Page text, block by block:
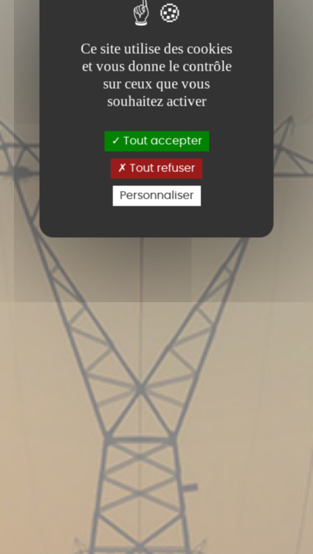
Ce site utilise des cookies
et vous donne le contrôle
sur ceux que vous
souhaitez activer
Tout accepter
Tout refuser
Personnaliser